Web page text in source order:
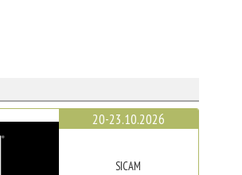
20-23.10.2026
SICAM